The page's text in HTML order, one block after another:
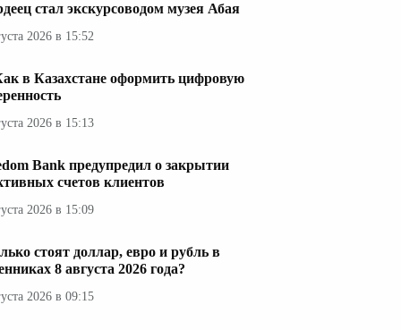
стал экскурсоводом музея Абая
2026 в 15:52
в Казахстане оформить цифровую
2026 в 15:13
Bank предупредил о закрытии
счетов клиентов
2026 в 15:09
стоят доллар, евро и рубль в
8 августа 2026 года?
2026 в 09:15